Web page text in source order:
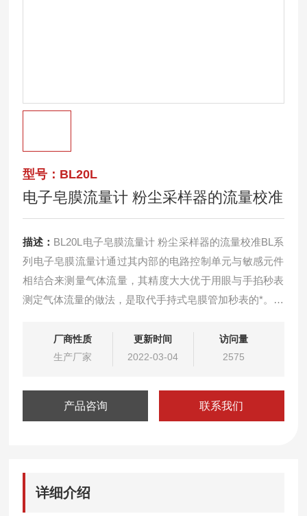
型号：BL20L
电子皂膜流量计 粉尘采样器的流量校准
描述： BL20L电子皂膜流量计 粉尘采样器的流量校准BL系
列电子皂膜流量计通过其内部的电路控制单元与敏感元件
相结合来测量气体流量，其精度大大优于用眼与手掐秒表
测定气体流量的做法，是取代手持式皂膜管加秒表的*。该
校正功能，用户通过现场自我校正，可得出被测气体的体
积流量，可单次测定气体流量，也可以对流量测定十次后
厂商性质
生产厂家
更新时间
2022-03-04
访问量
2575
产品咨询 联系我们
详细介绍